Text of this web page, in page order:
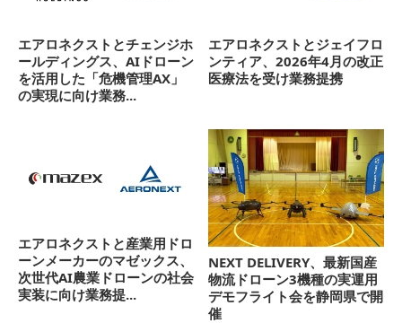
エアロネクストとチェンジホ
ールディングス、AIドローン
を活用した「危機管理AX」
の実現に向け業務...
エアロネクストとジェイフロ
ンティア、2026年4月の改正
医療法を受け業務提携
エアロネクストと産業用ドロ
ーンメーカーのマゼックス、
次世代AI農業ドローンの社会
実装に向け業務提...
NEXT DELIVERY、最新国産
物流ドローン3機種の実運用
デモフライト会を静岡県で開
催